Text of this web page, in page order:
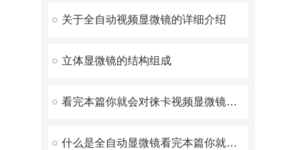
关于全自动视频显微镜的详细介绍
立体显微镜的结构组成
看完本篇你就会对徕卡视频显微镜有更多了解
什么是全自动显微镜看完本篇你就知道了